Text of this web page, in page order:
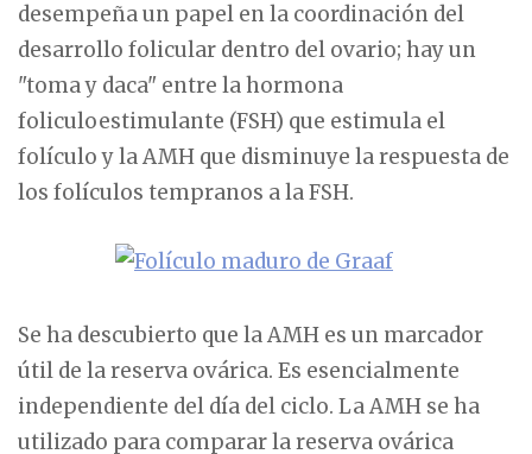
desempeña un papel en la coordinación del
desarrollo folicular dentro del ovario; hay un
"toma y daca" entre la hormona
foliculoestimulante (FSH) que estimula el
folículo y la AMH que disminuye la respuesta de
los folículos tempranos a la FSH.
Se ha descubierto que la AMH es un marcador
útil de la reserva ovárica. Es esencialmente
independiente del día del ciclo. La AMH se ha
utilizado para comparar la reserva ovárica